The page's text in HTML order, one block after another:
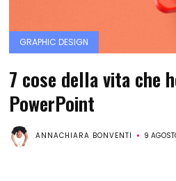
GRAPHIC DESIGN
7 cose della vita che
PowerPoint
ANNACHIARA BONVENTI 9